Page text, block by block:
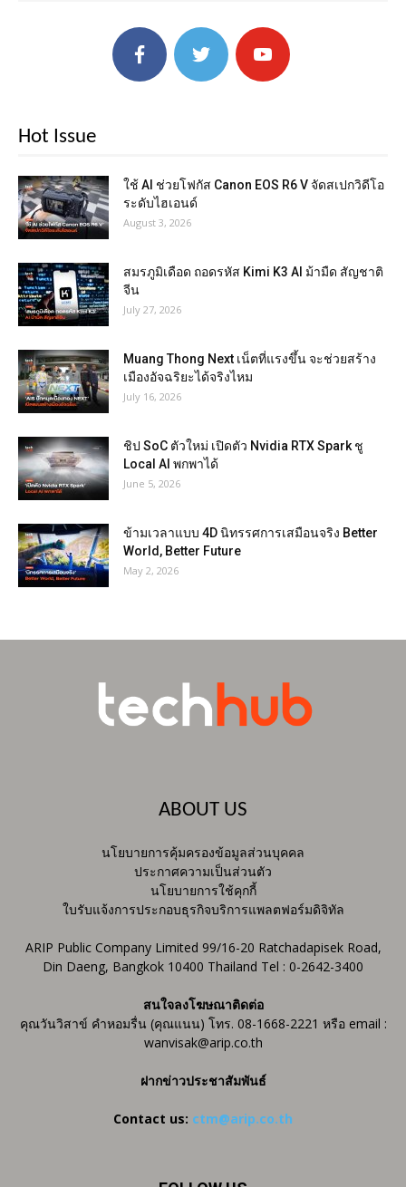
Hot Issue
ใช้ AI ช่วยโฟกัส Canon EOS R6 V จัดสเปกวิดีโอ
ระดับไฮเอนด์
August 3, 2026
สมรภูมิเดือด ถอดรหัส Kimi K3 AI ม้ามืด สัญชาติ
จีน
July 27, 2026
Muang Thong Next เน็ตที่แรงขึ้น จะช่วยสร้าง
เมืองอัจฉริยะได้จริงไหม
July 16, 2026
ชิป SoC ตัวใหม่ เปิดตัว Nvidia RTX Spark ชู
Local AI พกพาได้
June 5, 2026
ข้ามเวลาแบบ 4D นิทรรศการเสมือนจริง Better
World, Better Future
May 2, 2026
ABOUT US
นโยบายการคุ้มครองข้อมูลส่วนบุคคล
ประกาศความเป็นส่วนตัว
นโยบายการใช้คุกกี้
ใบรับแจ้งการประกอบธุรกิจบริการแพลตฟอร์มดิจิทัล
ARIP Public Company Limited 99/16-20 Ratchadapisek Road,
Din Daeng, Bangkok 10400 Thailand Tel : 0-2642-3400
สนใจลงโฆษณาติดต่อ
คุณวันวิสาข์ คำหอมรื่น (คุณแนน) โทร. 08-1668-2221 หรือ email :
wanvisak@arip.co.th
ฝากข่าวประชาสัมพันธ์
Contact us: ctm@arip.co.th